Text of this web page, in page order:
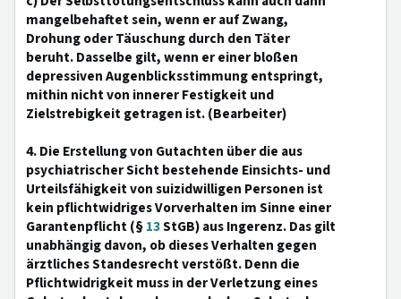
mangelbehaftet sein, wenn er auf Zwang,
Drohung oder Täuschung durch den Täter
beruht. Dasselbe gilt, wenn er einer bloßen
depressiven Augenblicksstimmung entspringt,
mithin nicht von innerer Festigkeit und
Zielstrebigkeit getragen ist. (Bearbeiter)
4. Die Erstellung von Gutachten über die aus
psychiatrischer Sicht bestehende Einsichts- und
Urteilsfähigkeit von suizidwilligen Personen ist
kein pflichtwidriges Vorverhalten im Sinne einer
Garantenpflicht (§13StGB) aus Ingerenz. Das gilt
unabhängig davon, ob dieses Verhalten gegen
ärztliches Standesrecht verstößt. Denn die
Pflichtwidrigkeit muss in der Verletzung eines